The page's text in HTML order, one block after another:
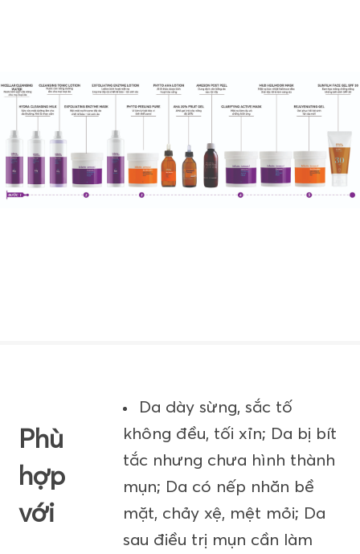
Phù
hợp
với
Da dày sừng, sắc tố
không đều, tối xỉn; Da bị bít
tắc nhưng chưa hình thành
mụn; Da có nếp nhăn bề
mặt, chảy xệ, mệt mỏi; Da
sau điều trị mụn cần làm